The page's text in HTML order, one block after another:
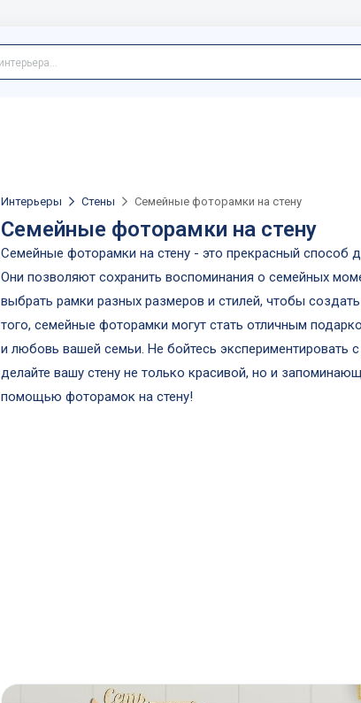
Интерьеры Стены Семейные фоторамки на стену
Семейные фоторамки на стену
Семейные фоторамки на стену - это прекрасный способ
Они позволяют сохранить воспоминания о семейных
выбрать рамки разных размеров и стилей, чтобы
того, семейные фоторамки могут стать отличным
и любовь вашей семьи. Не бойтесь
делайте вашу стену не только красивой, но и
помощью фоторамок на стену!